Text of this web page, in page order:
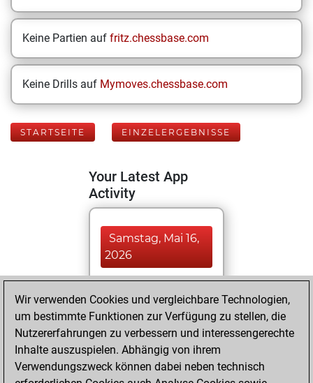
Keine Partien auf fritz.chessbase.com
Keine Drills auf Mymoves.chessbase.com
STARTSEITE EINZELERGEBNISSE
Your Latest App
Activity
Samstag, Mai 16,
2026
You played 241
blitz games
Play
You scored
+109 =6 -126 in blitz
Montag, März 30,
Wir verwenden Cookies und vergleichbare Technologien,
um bestimmte Funktionen zur Verfügung zu stellen, die
Nutzererfahrungen zu verbessern und interessengerechte
Inhalte auszuspielen. Abhängig von ihrem
Verwendungszweck können dabei neben technisch